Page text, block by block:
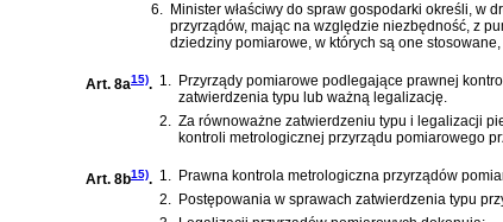
6. Minister właściwy do spraw gospodarki określi, w
przyrządów, mając na względzie niezbędność, z
dziedziny pomiarowe, w których są one
Art. 8a15). 1. Przyrządy pomiarowe podlegające prawnej
zatwierdzenia typu lub ważną legalizację.
2. Za równoważne zatwierdzeniu typu i legalizacji
kontroli metrologicznej przyrządu pomiarowego
Art. 8b15). 1. Prawna kontrola metrologiczna przyrządów
2. Postępowania w sprawach zatwierdzenia typu